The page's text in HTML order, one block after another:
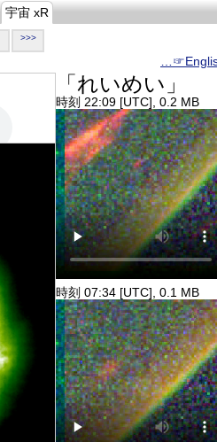
宇宙 xR
>>>
「れいめい」
時刻 22:09 [UTC], 0.2 MB
時刻 07:34 [UTC], 0.1 MB